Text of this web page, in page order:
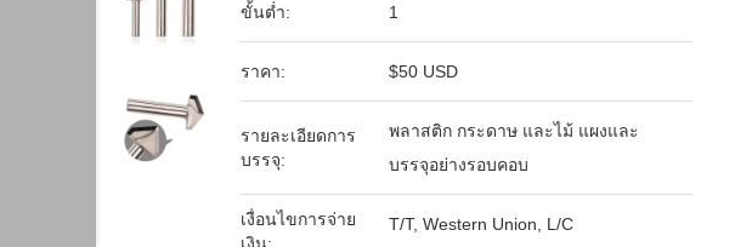
ขั้นต่ำ: 1
ราคา: $50 USD
รายละเอียดการ
บรรจุ:
พลาสติก กระดาษ และไม้ แผงและ
บรรจุอย่างรอบคอบ
เงื่อนไขการจ่าย
T/T, Western Union, L/C